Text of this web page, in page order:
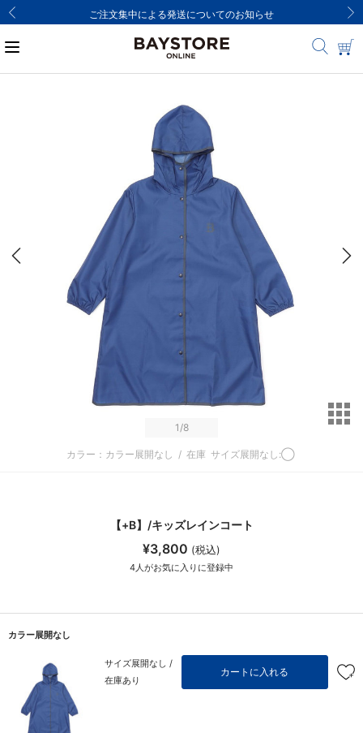
ご注文集中による発送についてのお知らせ
1/8
カラー：カラー展開なし / 在庫 サイズ展開なし:◯
【+B】/キッズレインコート
¥3,800 (税込)
4人がお気に入りに登録中
カラー展開なし
サイズ展開なし /
在庫あり
カートに入れる